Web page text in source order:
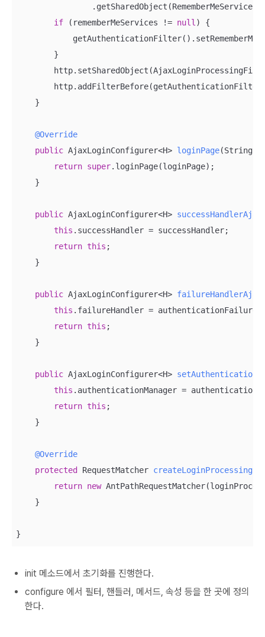
if (rememberMeServices != null ) {
        }
    }
@Override
public AjaxLoginConfigurer<H> loginPage(String
return super.loginPage(loginPage);
    }
public AjaxLoginConfigurer<H> successHandlerAjax
this .successHandler = successHandler;
return this ;
    }
public AjaxLoginConfigurer<H> failureHandlerAjax
this .failureHandler =
return this ;
    }
public AjaxLoginConfigurer<H>
this .authenticationManager =
return this ;
    }
@Override
protected RequestMatcher
return new
    }
}
init 메소드에서 초기화를 진행한다.
configure 에서 필터, 핸들러, 메서드, 속성 등을 한 곳에 정의
한다.